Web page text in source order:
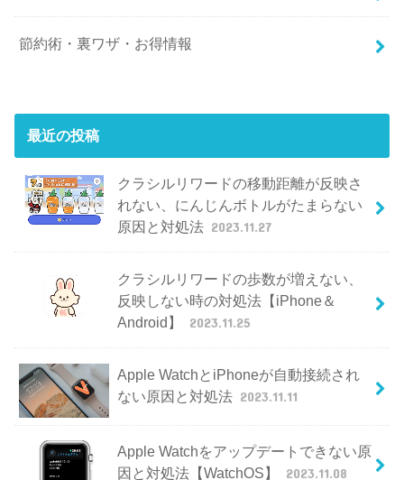
節約術・裏ワザ・お得情報
最近の投稿
クラシルリワードの移動距離が反映さ
れない、にんじんボトルがたまらない
原因と対処法 2023.11.27
クラシルリワードの歩数が増えない、
反映しない時の対処法【iPhone＆
Android】
2023.11.25
Apple WatchとiPhoneが自動接続され
ない原因と対処法 2023.11.11
Apple Watchをアップデートできない原
因と対処法【WatchOS】
2023.11.08